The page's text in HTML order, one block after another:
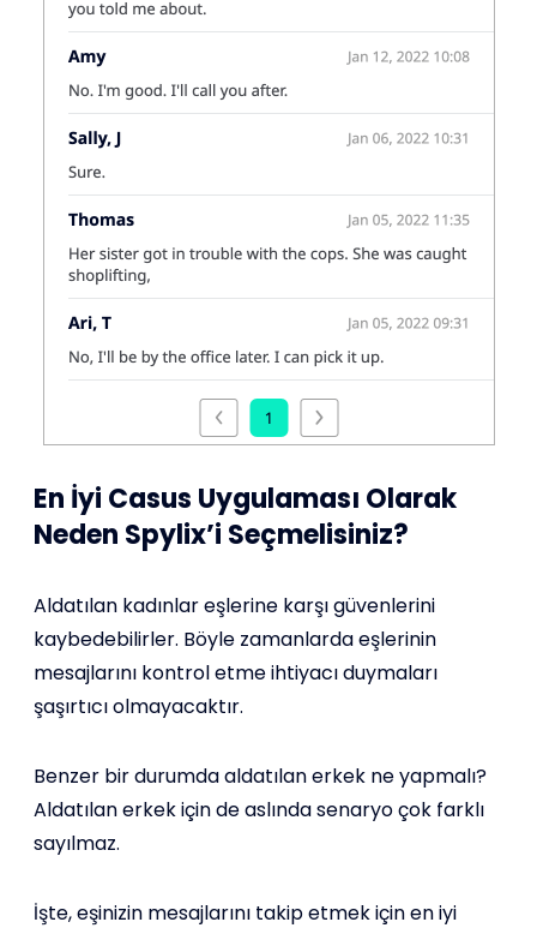
En İyi Casus Uygulaması Olarak
Neden Spylix’i Seçmelisiniz?
Aldatılan kadınlar eşlerine karşı güvenlerini
kaybedebilirler. Böyle zamanlarda eşlerinin
mesajlarını kontrol etme ihtiyacı duymaları
şaşırtıcı olmayacaktır.
Benzer bir durumda aldatılan erkek ne yapmalı?
Aldatılan erkek için de aslında senaryo çok farklı
sayılmaz.
İşte, eşinizin mesajlarını takip etmek için en iyi